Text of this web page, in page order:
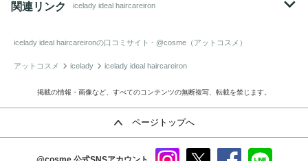
関連リンク icelady ideal haircareiron
icelady ideal haircareironの口コミサイト - @cosme（アットコスメ）
アットコスメ icelady icelady ideal haircareiron
掲載の情報・画像など、すべてのコンテンツの無断複写、転載を禁じます。
ページトップへ